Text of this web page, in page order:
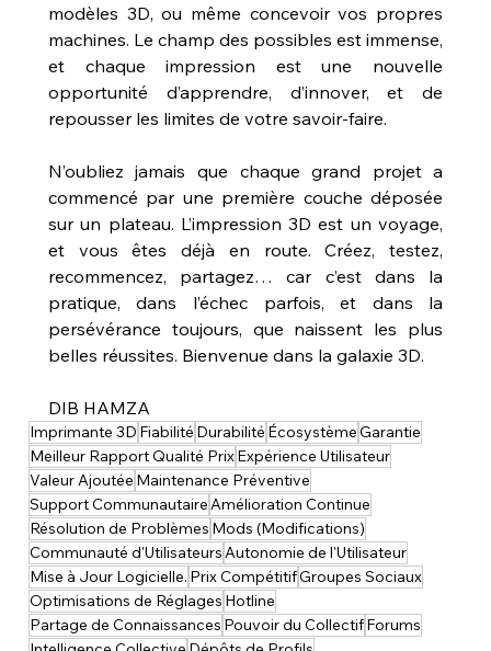
modèles 3D, ou même concevoir vos propres
machines. Le champ des possibles est immense,
et chaque impression est une nouvelle
opportunité d’apprendre, d’innover, et de
repousser les limites de votre savoir-faire.
N’oubliez jamais que chaque grand projet a
commencé par une première couche déposée
sur un plateau. L’impression 3D est un voyage,
et vous êtes déjà en route. Créez, testez,
recommencez, partagez… car c’est dans la
pratique, dans l’échec parfois, et dans la
persévérance toujours, que naissent les plus
belles réussites. Bienvenue dans la galaxie 3D.
DIB HAMZA
Imprimante 3D Fiabilité Durabilité ÉcosystèmeGarantie
Meilleur Rapport Qualité PrixExpérience Utilisateur
Valeur Ajoutée Maintenance Préventive
Support CommunautaireAmélioration Continue
Résolution de Problèmes Mods (Modifications)
Communauté d'UtilisateursAutonomie de l'Utilisateur
Mise à Jour Logicielle. Prix CompétitifGroupes Sociaux
Optimisations de Réglages Hotline
Partage de Connaissances Pouvoir du CollectifForums